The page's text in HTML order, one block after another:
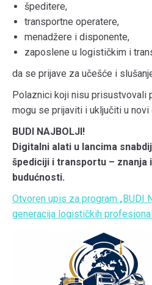
špeditere,
transportne operatere,
menadžere i disponente,
zaposlene u logističkim i
da se prijave za učešće i
Polaznici koji nisu prisustvovali
mogu se prijaviti i uključiti u novi
BUDI NAJBOLJI!
Digitalni alati u lancima
špediciji i transportu –
budućnosti.
Otvoren upis za program „BUDI
generacija logističkih